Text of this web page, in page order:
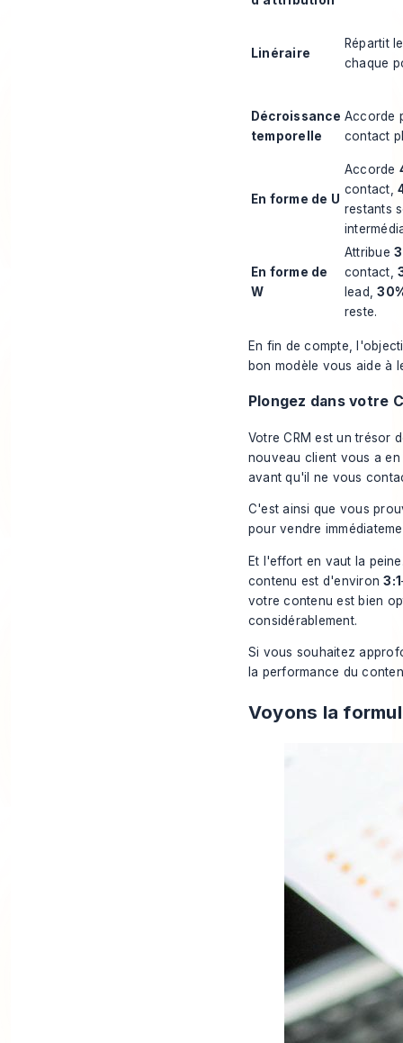
Linéraire
Répartit
chaque
Décroissance
temporelle
Accorde
contact
En forme de U
Accorde
contact,
restants
En forme de
W
Attribue
contact,
lead,
reste.
En fin de compte,
bon modèle vous aide à
Plongez dans votre
Votre CRM est un trésor
nouveau client vous a
avant qu'il ne vous
C'est ainsi que vous
pour vendre
Et l'effort en vaut la
contenu est d'environ3:1
votre contenu est bien
considérablement.
Si vous souhaitez
la performance du
Voyons la